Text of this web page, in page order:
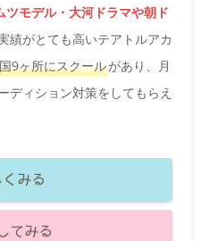
ツモデル・大河ドラマや朝ド
績がとても高いテアトルアカ
9ヶ所にスクールがあり、月
ディション対策をしてもらえ
みる
てみる